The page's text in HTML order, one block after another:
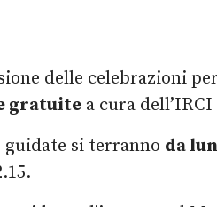
delle celebrazioni
gratuite a cura
guidate si terranno da